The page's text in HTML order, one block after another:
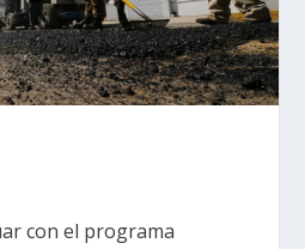
con el programa